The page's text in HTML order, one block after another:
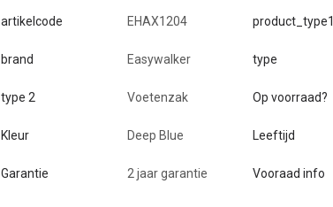
artikelcode EHAX1204 product_type1
brand Easywalker type
type 2 Voetenzak Op voorraad?
Kleur Deep Blue Leeftijd
Garantie 2 jaar garantie Vooraad info